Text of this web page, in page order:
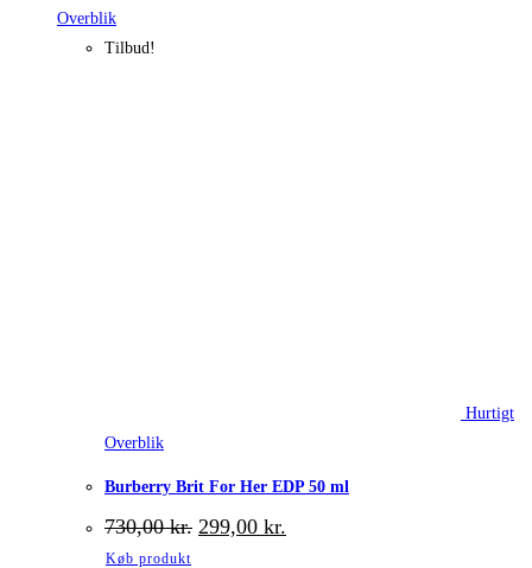
Overblik
Tilbud!
Hurtigt
Overblik
Burberry Brit For Her EDP 50 ml
730,00kr. Den
oprindelige
299,00 kr.
aktuelle
Køb produkt